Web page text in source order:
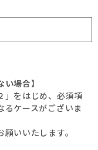
場合】
」をはじめ、必須項
るケースがございま
いいたします。